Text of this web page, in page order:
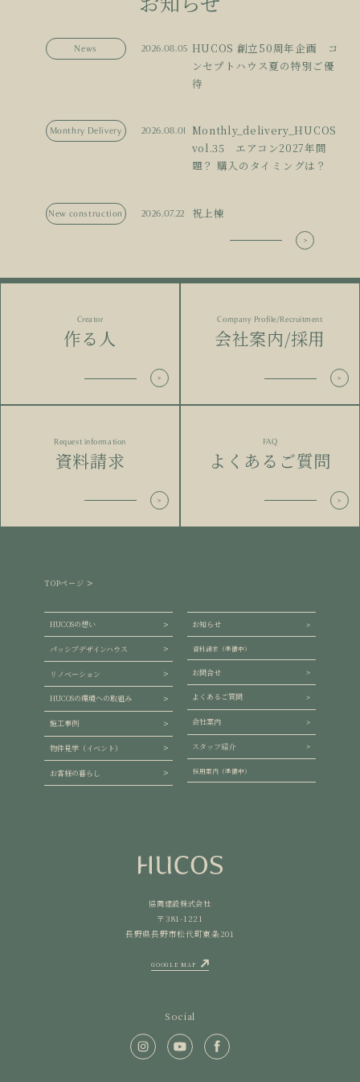
News 2026.08.05 HUCOS 創立50周年企画 コ
ンセプトハウス夏の特別ご優
待
Monthry Delivery 2026.08.01
Monthly_delivery_HUCOS
vol.35 エアコン2027年問
題？ 購入のタイミングは？
New construction 2026.07.22 祝上棟
Creator
作る人
Company Profile/Recruitment
会社案内/採用
Request information
資料請求
FAQ
よくあるご質問
協同建設株式会社
〒381-1221
長野県長野市松代町東条201
GOOGLE MAP
Social
TOPページ
HUCOSの想い
パッシブデザインハウス
リノベーション
HUCOSの環境への取組み
施工事例
物件見学（イベント）
お客様の暮らし
お知らせ
資料請求（準備中）
お問合せ
よくあるご質問
会社案内
スタッフ紹介
採用案内（準備中）